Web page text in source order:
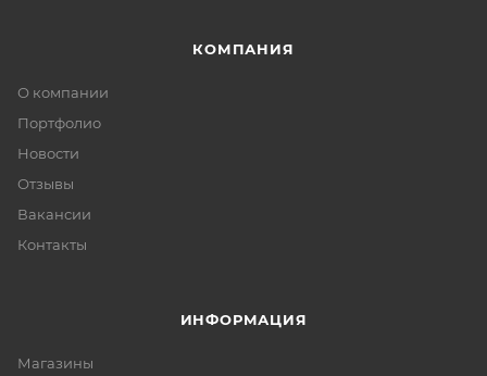
КОМПАНИЯ
О компании
Портфолио
Новости
Отзывы
Вакансии
Контакты
ИНФОРМАЦИЯ
Магазины